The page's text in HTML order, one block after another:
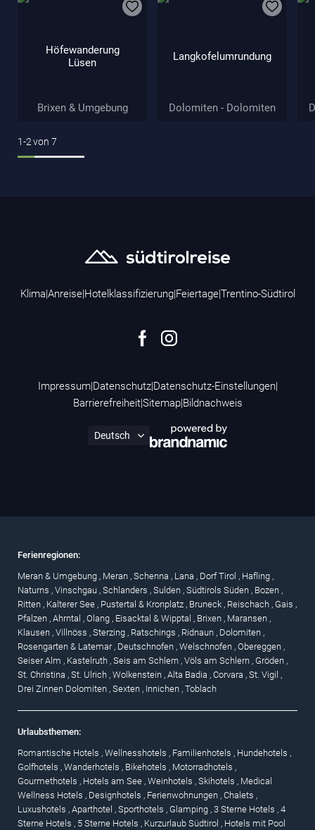
Höfewanderung
Lüsen
Brixen & Umgebung
Langkofelumrundung
Dolomiten - Dolomiten
1-2von 7
Klima|Anreise|Hotelklassifizierung|Feiertage|Trentino-Südtirol
Impressum|Datenschutz|Datenschutz-Einstellungen|
Barrierefreiheit|Sitemap|Bildnachweis
Ferienregionen:
Meran & Umgebung , Meran , Schenna , Lana , Dorf Tirol , Hafling ,
Naturns , Vinschgau , Schlanders , Sulden , Südtirols Süden , Bozen ,
Ritten , Kalterer See , Pustertal & Kronplatz , Bruneck , Reischach , Gais ,
Pfalzen , Ahrntal , Olang , Eisacktal & Wipptal , Brixen , Maransen ,
Klausen , Villnöss , Sterzing , Ratschings , Ridnaun , Dolomiten ,
Rosengarten & Latemar , Deutschnofen , Welschnofen , Obereggen ,
Seiser Alm , Kastelruth , Seis am Schlern , Völs am Schlern , Gröden ,
St. Christina , St. Ulrich , Wolkenstein , Alta Badia , Corvara , St. Vigil ,
Drei Zinnen Dolomiten , Sexten , Innichen , Toblach
Urlaubsthemen:
Romantische Hotels , Wellnesshotels , Familienhotels , Hundehotels ,
Golfhotels , Wanderhotels , Bikehotels , Motorradhotels ,
Gourmethotels , Hotels am See , Weinhotels , Skihotels , Medical
Wellness Hotels , Designhotels , Ferienwohnungen , Chalets ,
Luxushotels , Aparthotel , Sporthotels , Glamping , 3 Sterne Hotels , 4
Sterne Hotels , 5 Sterne Hotels , Kurzurlaub Südtirol , Hotels mit Pool